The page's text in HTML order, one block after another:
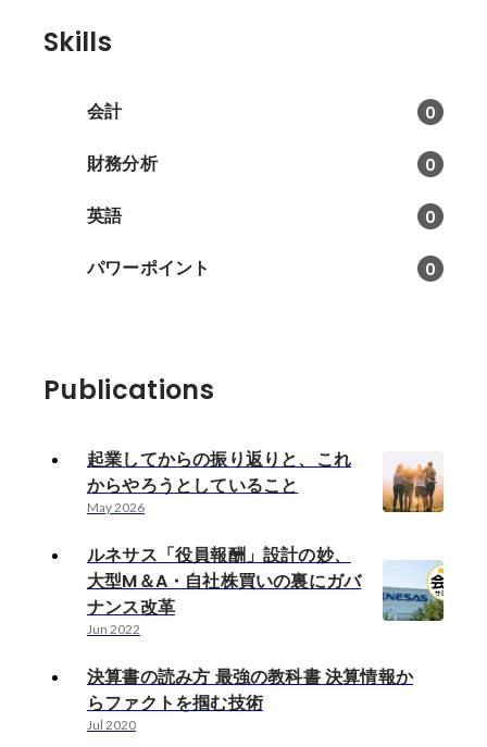
Skills
会計 0
財務分析 0
英語 0
パワーポイント 0
Publications
起業してからの振り返りと、これ
からやろうとしていること
May 2026
ルネサス「役員報酬」設計の妙、
大型M＆A・自社株買いの裏にガバ
ナンス改革
Jun 2022
決算書の読み方 最強の教科書 決算情報か
らファクトを掴む技術
Jul 2020